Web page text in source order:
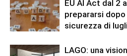
EU AI Act dal 2
prepararsi
sicurezza di
LAGO: una